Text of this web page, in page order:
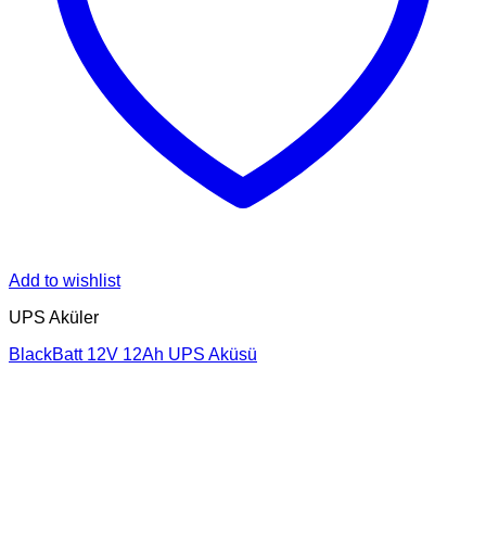
Add to wishlist
UPS Aküler
BlackBatt 12V 12Ah UPS Aküsü